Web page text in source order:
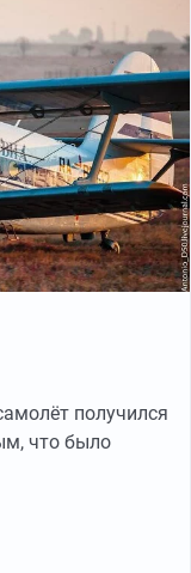
получился
что было